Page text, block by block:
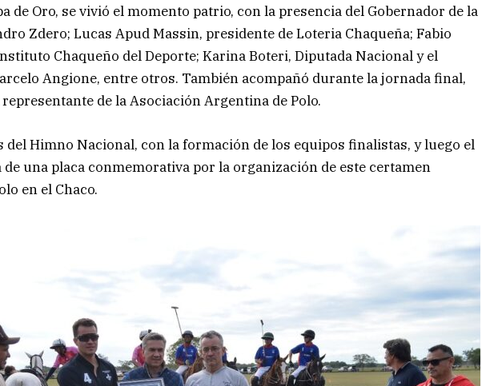
de Oro, se vivió el momento patrio, con la presencia del Gobernador de la
Zdero; Lucas Apud Massin, presidente de Loteria Chaqueña; Fabio
Chaqueño del Deporte; Karina Boteri, Diputada Nacional y el
Angione, entre otros. También acompañó durante la jornada final,
de la Asociación Argentina de Polo.
del Himno Nacional, con la formación de los equipos finalistas, y luego el
una placa conmemorativa por la organización de este certamen
en el Chaco.